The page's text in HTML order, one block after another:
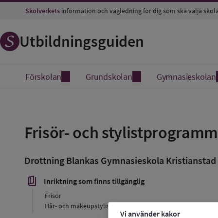
Vi använder kakor
Skolverkets information och vägledning för dig som ska välja
Utbildningsguiden
Förskolan Grundskolan Gymnasieskolan
Frisör- och
favorit
Drottning Blankas Gymnasieskola Kristianstad
book_5 Inriktning som finns tillgänglig
Frisör
Hår- och makeupstylist